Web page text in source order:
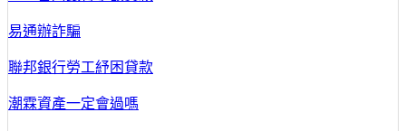
易通辦詐騙
聯邦銀行勞工紓困貸款
潮霖資產一定會過嗎